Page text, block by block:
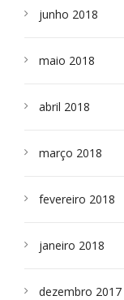
junho 2018
maio 2018
abril 2018
março 2018
fevereiro 2018
janeiro 2018
dezembro 2017